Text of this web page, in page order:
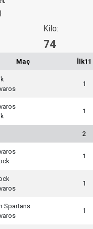
Kilo:
74
Maç İlk11
1
1
2
1
1
Spartans
1